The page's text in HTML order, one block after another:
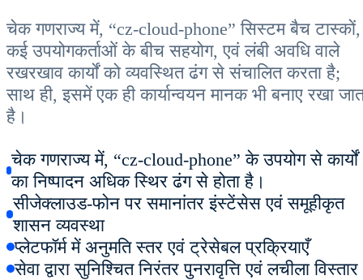
चेक गणराज्य में, “cz-cloud-phone” सिस्टम बैच टास्कों,
कई उपयोगकर्ताओं के बीच सहयोग, एवं लंबी अवधि वाले
रखरखाव कार्यों को व्यवस्थित ढंग से संचालित करता है;
साथ ही, इसमें एक ही कार्यान्वयन मानक भी बनाए रखा
है।
चेक गणराज्य में, “cz-cloud-phone” के उपयोग से कार्यों
का निष्पादन अधिक स्थिर ढंग से होता है।
सीजेक्लाउड-फोन पर समानांतर इंस्टेंसेस एवं समूहीकृत
शासन व्यवस्था
प्लेटफॉर्म में अनुमति स्तर एवं ट्रेसेबल प्रक्रियाएँ
सेवा द्वारा सुनिश्चित निरंतर पुनरावृत्ति एवं लचीला विस्तार